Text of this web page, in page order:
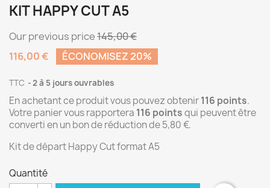
KIT HAPPY CUT A5
Our previous price145,00 €
116,00 €
ÉCONOMISEZ 20%
TTC 2 à 5 jours ouvrables
En achetant ce produit vous pouvez obtenir116 points.
Votre panier vous rapportera 116 pointsqui peuvent être
converti en un bon de réduction de5,80 €.
Kit de départ Happy Cut format A5
Quantité